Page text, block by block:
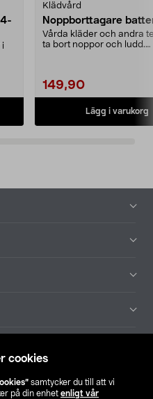
cookies
samtycker du till att vi
på din enhet enligt vår
i
Klädvård
Noppborttagare
Vårda kläder och andra
ta bort noppor och ludd.
149,90
Lägg i varukorg
butik